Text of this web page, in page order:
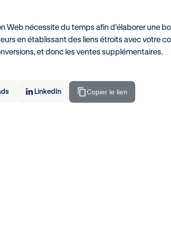
Web nécessite du temps afin d’élaborer une
en établissant des liens étroits avec votre
et donc les ventes supplémentaires.
LinkedIn Copier le lien